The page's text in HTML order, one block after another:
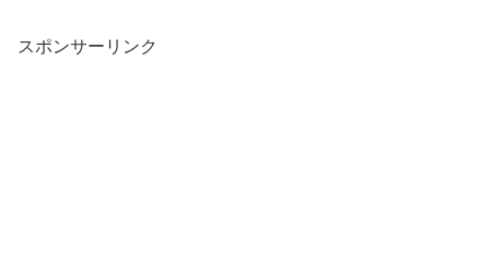
スポンサーリンク